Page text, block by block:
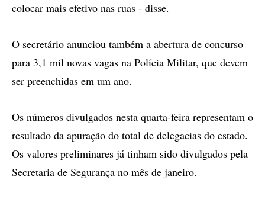
colocar mais efetivo nas ruas - disse.
O secretário anunciou também a abertura de concurso
para 3,1 mil novas vagas na Polícia Militar, que devem
ser preenchidas em um ano.
Os números divulgados nesta quarta-feira representam o
resultado da apuração do total de delegacias do estado.
Os valores preliminares já tinham sido divulgados pela
Secretaria de Segurança no mês de janeiro.